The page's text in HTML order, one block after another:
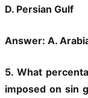
D. Persian Gulf
Answer: A.
5. What
imposed on sin